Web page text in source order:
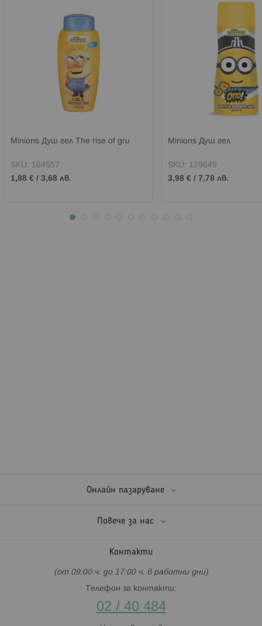
Minions Душ гел The rise of gru
SKU: 164557
1,88 € / 3,68 лв.
Minions Душ гел
SKU: 129649
3,98 € / 7,78 лв.
Онлайн пазаруване
Повече за нас
Контакти
(от 09:00 ч. до 17:00 ч. в работни дни)
Телефон за контакти:
02 / 40 484